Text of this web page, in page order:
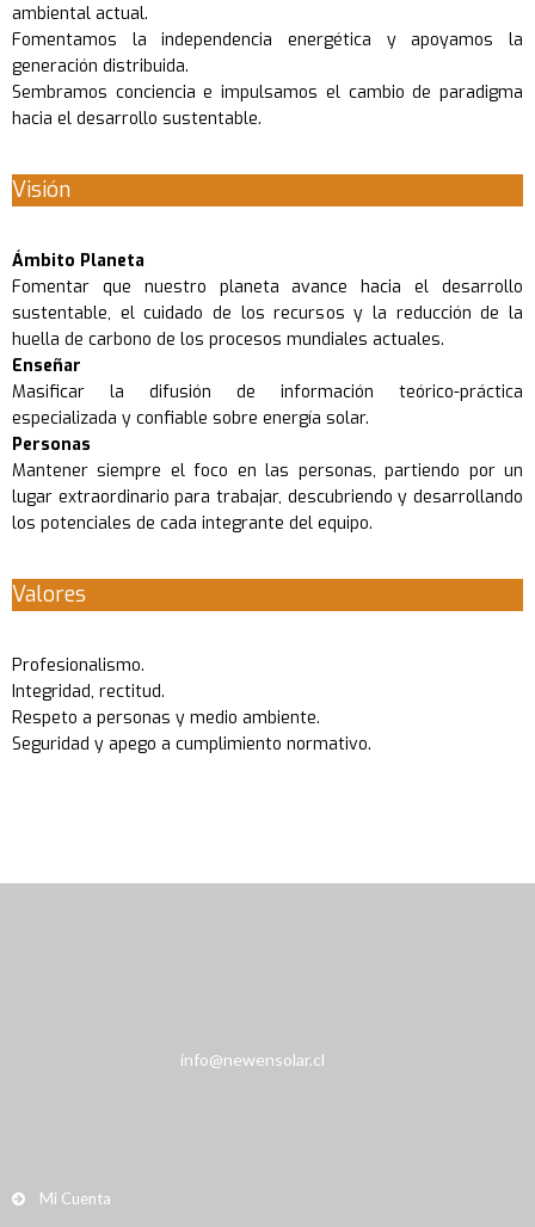
ambiental actual.
Fomentamos la independencia energética y apoyamos la
generación distribuida.
Sembramos conciencia e impulsamos el cambio de paradigma
hacia el desarrollo sustentable.
Visión
Ámbito Planeta
Fomentar que nuestro planeta avance hacia el desarrollo
sustentable, el cuidado de los recursos y la reducción de la
huella de carbono de los procesos mundiales actuales.
Enseñar
Masificar la difusión de información teórico-práctica
especializada y confiable sobre energía solar.
Personas
Mantener siempre el foco en las personas, partiendo por un
lugar extraordinario para trabajar, descubriendo y desarrollando
los potenciales de cada integrante del equipo.
Valores
Profesionalismo.
Integridad, rectitud.
Respeto a personas y medio ambiente.
Seguridad y apego a cumplimiento normativo.
info@newensolar.cl
Mi Cuenta